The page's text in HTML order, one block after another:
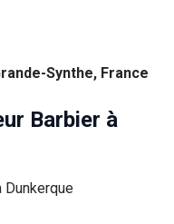
Synthe, France
Barbier à